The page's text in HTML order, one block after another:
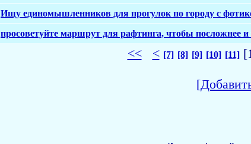
Ищу единомышленников для прогулок по городу с
просоветуйте маршрут для рафтинга, чтобы посложнее и
<< < [7] [8] [9] [10] [11]